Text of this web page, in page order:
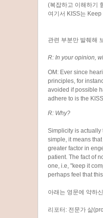
(복잡하고 이해하기
여기서 KISS는
관련 부분만 발췌해
R: In your opinion,
OM: Ever since
principles, for
avoided if possible
adhere to is the
R: Why?
Simplicity is
simple, it means
greater factor in
patient. The fact of
one, i.e, "keep it
perhaps feel that
아래는 영문에 약하
리포터: 전문가 삶